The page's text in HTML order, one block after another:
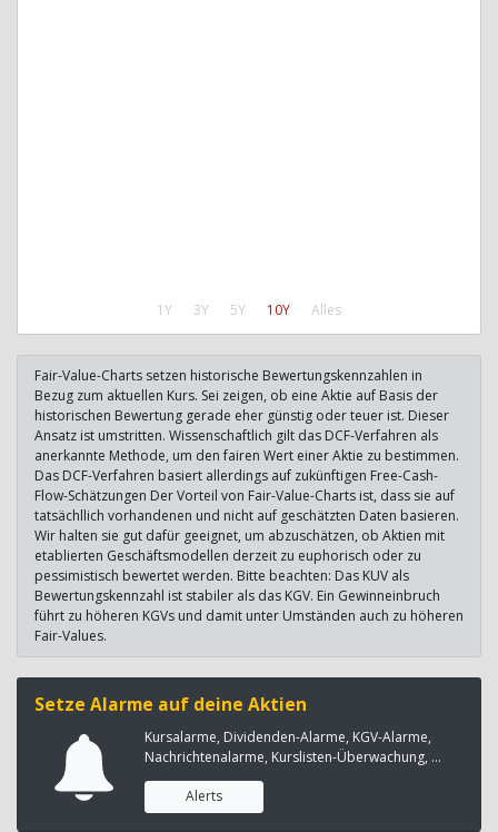
1Y 3Y 5Y 10Y Alles
Fair-Value-Charts setzen historische Bewertungskennzahlen in
Bezug zum aktuellen Kurs. Sei zeigen, ob eine Aktie auf Basis der
historischen Bewertung gerade eher günstig oder teuer ist. Dieser
Ansatz ist umstritten. Wissenschaftlich gilt das DCF-Verfahren als
anerkannte Methode, um den fairen Wert einer Aktie zu bestimmen.
Das DCF-Verfahren basiert allerdings auf zukünftigen Free-Cash-
Flow-Schätzungen Der Vorteil von Fair-Value-Charts ist, dass sie auf
tatsächllich vorhandenen und nicht auf geschätzten Daten basieren.
Wir halten sie gut dafür geeignet, um abzuschätzen, ob Aktien mit
etablierten Geschäftsmodellen derzeit zu euphorisch oder zu
pessimistisch bewertet werden. Bitte beachten: Das KUV als
Bewertungskennzahl ist stabiler als das KGV. Ein Gewinneinbruch
führt zu höheren KGVs und damit unter Umständen auch zu höheren
Fair-Values.
Setze Alarme auf deine Aktien
Kursalarme, Dividenden-Alarme, KGV-Alarme,
Nachrichtenalarme, Kurslisten-Überwachung, ...
Alerts